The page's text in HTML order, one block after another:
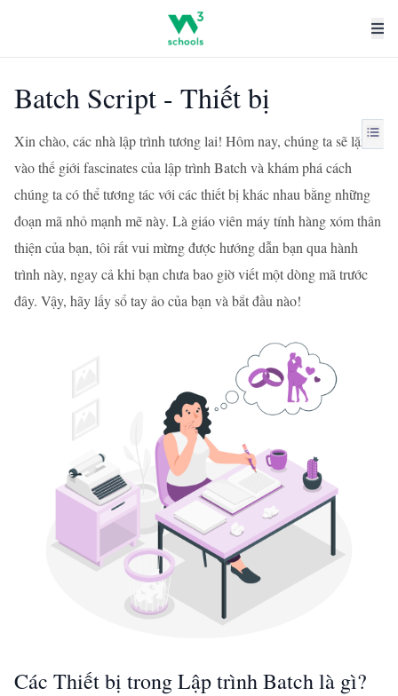
Batch Script - Thiết bị
Xin chào, các nhà lập trình tương lai! Hôm nay, chúng ta sẽ lặn
vào thế giới fascinates của lập trình Batch và khám phá cách
chúng ta có thể tương tác với các thiết bị khác nhau bằng những
đoạn mã nhỏ mạnh mẽ này. Là giáo viên máy tính hàng xóm thân
thiện của bạn, tôi rất vui mừng được hướng dẫn bạn qua hành
trình này, ngay cả khi bạn chưa bao giờ viết một dòng mã trước
đây. Vậy, hãy lấy sổ tay ảo của bạn và bắt đầu nào!
Các Thiết bị trong Lập trình Batch là gì?